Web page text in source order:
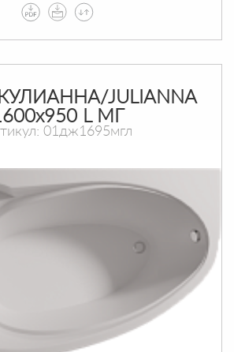
JULIANNA
L МГ
01дж1695мгл